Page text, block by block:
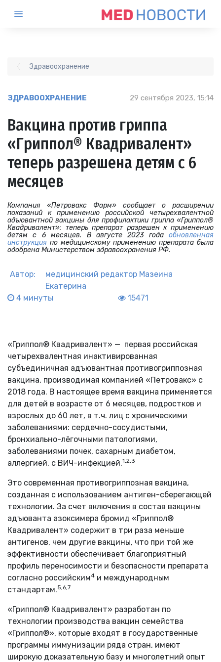
Здравоохранение
ЗДРАВООХРАНЕНИЕ 29 сентября 2023, 15:14
Вакцина против гриппа
«Гриппол® Квадривалент»
теперь разрешена детям с 6
месяцев
Компания «Петровакс Фарм» сообщает о расширении
показаний к применению российской четырехвалентной
адъювантной вакцины для профилактики гриппа «Гриппол®
Квадривалент»: теперь препарат разрешен к применению
детям с 6 месяцев. В августе 2023 года обновленная
инструкция по медицинскому применению препарата была
одобрена Министерством здравоохранения РФ.
Автор: медицинский редактор Мазеина
Екатерина
4 минуты
15471
«Гриппол® Квадривалент» — первая российская
четырехвалентная инактивированная
субъединичная адъювантная противогриппозная
вакцина, производимая компанией «Петровакс» с
2018 года. В настоящее время вакцина применяется
для детей в возрасте от 6 месяцев, подростков и
взрослых до 60 лет, в т.ч. лиц с хроническими
заболеваниями: сердечно-сосудистыми,
бронхиально-лёгочными патологиями,
заболеваниями почек, сахарным диабетом,
аллергией, с ВИЧ-инфекцией.1,2,3
Это современная противогриппозная вакцина,
созданная с использованием антиген-сберегающей
технологии. За счет включения в состав вакцины
адъюванта азоксимера бромид «Гриппол®
Квадривалент» содержит в три раза меньше
антигенов, чем другие вакцины, что при той же
эффективности обеспечивает благоприятный
профиль переносимости и безопасности препарата
согласно российским4 и международным
стандартам.5,6,7
«Гриппол® Квадривалент» разработан по
технологии производства вакцин семейства
«Гриппол®», которые входят в государственные
программы иммунизации ряда стран, имеют
широкую доказательную базу и многолетний опыт